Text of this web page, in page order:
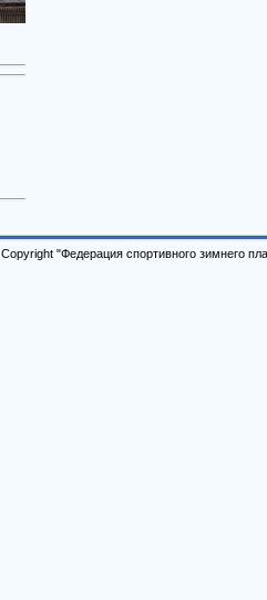
Copyright "Федерация спортивного зимнего